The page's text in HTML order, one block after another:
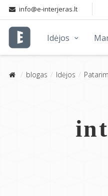
Idėjos
info@e-interjeras.lt
blogas Idėjos